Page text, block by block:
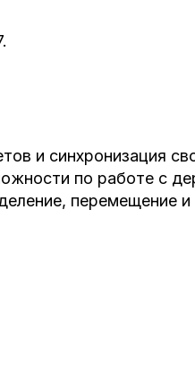
и синхронизация
по работе с
перемещение и